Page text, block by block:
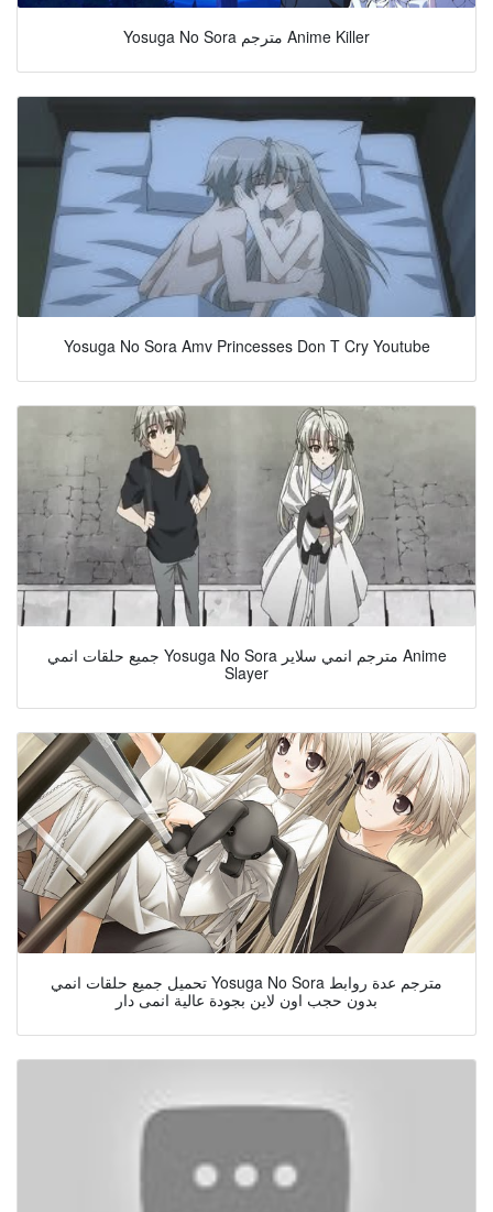
Yosuga No Sora مترجم Anime Killer
Yosuga No Sora Amv Princesses Don T Cry Youtube
جميع حلقات انمي Yosuga No Sora مترجم انمي سلاير Anime
Slayer
تحميل جميع حلقات انمي Yosuga No Sora مترجم عدة روابط
بدون حجب اون لاين بجودة عالية انمى دار